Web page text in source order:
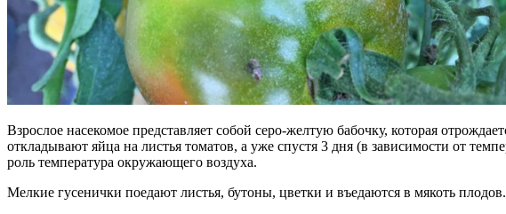
Взрослое насекомое представляет собой серо-желтую бабочку, которая
откладывают яйца на листья томатов, а уже спустя 3 дня (в зависимости от
роль температура окружающего воздуха.
Мелкие гусенички поедают листья, бутоны, цветки и въедаются в мякоть плодов.